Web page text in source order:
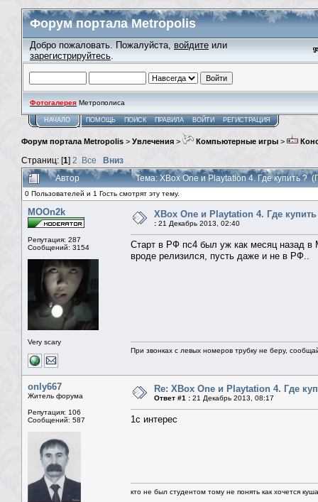
Форум портала Metropolis
Добро пожаловать. Пожалуйста, войдите или
зарегистрируйтесь.
Фотогалерея Метрополиса
НАЧАЛО ПОМОЩЬ ПОИСК ПРАВИЛА ВОЙТИ РЕГИСТРАЦИЯ
Форум портала Metropolis > Увлечения > Компьютерные игры >
Страниц: [1] 2 Все
Вниз
Автор
Тема: XBox One и Playtation 4. Где купить ?
0 Пользователей и 1 Гость смотрят эту тему.
MOOn2k
Репутация: 287
Сообщений: 3154
Very scary
XBox One и Playtation 4. Где
: 21 Декабрь 2013, 02:40
Старт в РФ пс4 был уж как месяц назад
вроде релизился, пусть даже и не в РФ..
При звонках с левых номеров трубку не беру,
only667
Житель форума
Репутация: 106
Сообщений: 587
Re: XBox One и Playtation 4. Где
Ответ #1 : 21 Декабрь 2013, 08:17
1c интерес
кто не был студентом тому не понять как хочется